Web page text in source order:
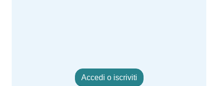
Accedi o iscriviti